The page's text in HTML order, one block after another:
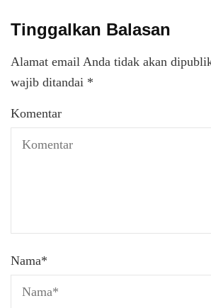
Tinggalkan Balasan
Alamat email Anda tidak akan
wajib ditandai *
Komentar
Nama*